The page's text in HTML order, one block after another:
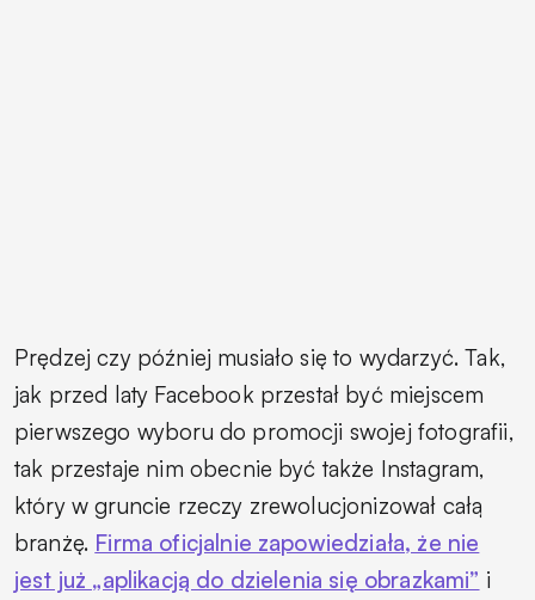
Prędzej czy później musiało się to wydarzyć. Tak,
jak przed laty Facebook przestał być miejscem
pierwszego wyboru do promocji swojej fotografii,
tak przestaje nim obecnie być także Instagram,
który w gruncie rzeczy zrewolucjonizował całą
branżę. Firma oficjalnie zapowiedziała, że nie
jest już „aplikacją do dzielenia się obrazkami” i